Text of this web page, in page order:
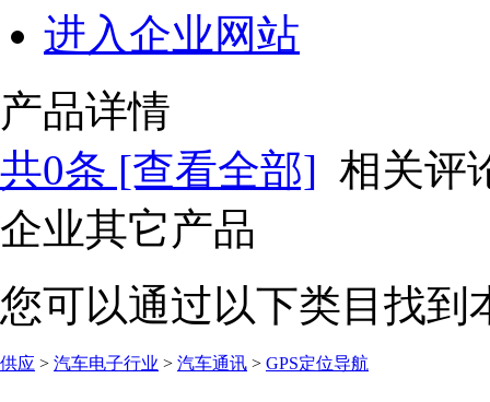
进入企业网站
产品详情
共0条 [查看全部] 相关评
企业其它产品
您可以通过以下类目找到
供应 > 汽车电子行业 > 汽车通讯 > GPS定位导航